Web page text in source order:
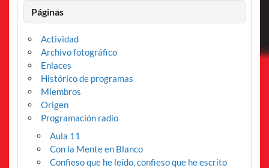
Páginas
Actividad
Archivo fotográfico
Enlaces
Histórico de programas
Miembros
Origen
Programación radio
Aula 11
Con la Mente en Blanco
Confieso que he leído, confieso que he escrito